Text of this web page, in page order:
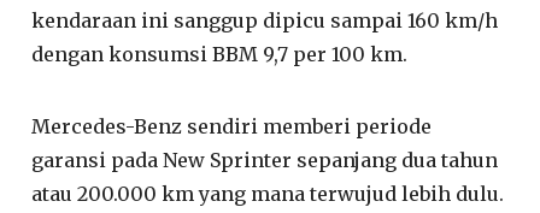
kendaraan ini sanggup dipicu sampai 160 km/h
dengan konsumsi BBM 9,7 per 100 km.
Mercedes-Benz sendiri memberi periode
garansi pada New Sprinter sepanjang dua tahun
atau 200.000 km yang mana terwujud lebih dulu.